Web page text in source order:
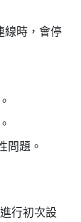
線時，會停
問題。
行初次設